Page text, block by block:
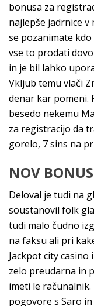
bonusa za
najlepše jadrnice
se pozanimate
vse to prodati
in je bil lahko
Vkljub temu vlači
denar kar pomeni.
besedo nekemu
za registracijo da
gorelo, 7 sins na
NOV
Deloval je tudi na
soustanovil folk
tudi malo čudno
na faksu ali pri
Jackpot city
zelo preudarna in
imeti le računalnik.
pogovore s Saro